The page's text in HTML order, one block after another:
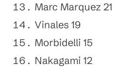
Marc Marquez 21
Vinales 19
Morbidelli 15
Nakagami 12